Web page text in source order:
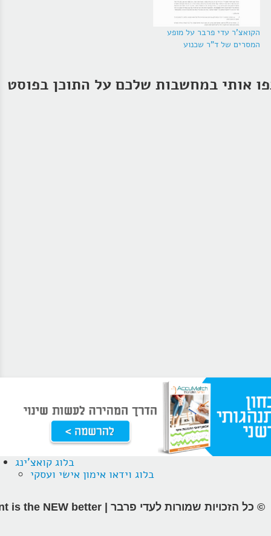
הקואצ'ר עדי פרבר על מופע
המסרים של ד"ר שכנוע
אותי במחשבות שלכם על התוכן בפוסט
בלוג קואצ'ינג
בלוג וידאו אימון אישי ועסקי
© כל הזכויות שמורות לעדי פרבר | different is the NEW better